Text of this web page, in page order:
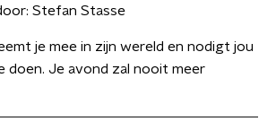
Stefan Stasse
je mee in zijn wereld en nodigt jou
doen. Je avond zal nooit meer